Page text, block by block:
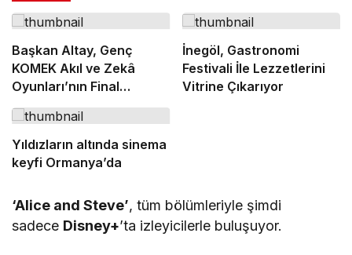
Başkan Altay, Genç
KOMEK Akıl ve Zekâ
Oyunları’nın Final
Turunda Öğrencilerin
Heyecanını Paylaştı
İnegöl, Gastronomi
Festivali İle Lezzetlerini
Vitrine Çıkarıyor
Yıldızların altında sinema
keyfi Ormanya’da
‘Alice and Steve’, tüm bölümleriyle şimdi
sadece Disney+’ta izleyicilerle buluşuyor.